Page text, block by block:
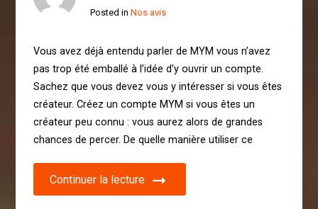
Posted inNos avis
Vous avez déjà entendu parler de MYM vous n’avez
pas trop été emballé à l’idée d’y ouvrir un compte.
Sachez que vous devez vous y intéresser si vous êtes
créateur. Créez un compte MYM si vous êtes un
créateur peu connu : vous aurez alors de grandes
chances de percer. De quelle manière utiliser ce
Continuer la lecture